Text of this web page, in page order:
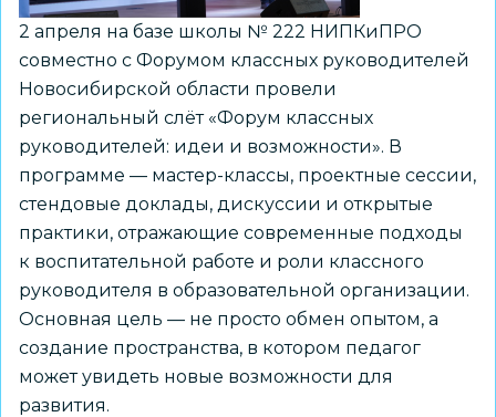
2 апреля на базе школы № 222 НИПКиПРО
совместно с Форумом классных руководителей
Новосибирской области провели
региональный слёт «Форум классных
руководителей: идеи и возможности». В
программе — мастер-классы, проектные сессии,
стендовые доклады, дискуссии и открытые
практики, отражающие современные подходы
к воспитательной работе и роли классного
руководителя в образовательной организации.
Основная цель — не просто обмен опытом, а
создание пространства, в котором педагог
может увидеть новые возможности для
развития.